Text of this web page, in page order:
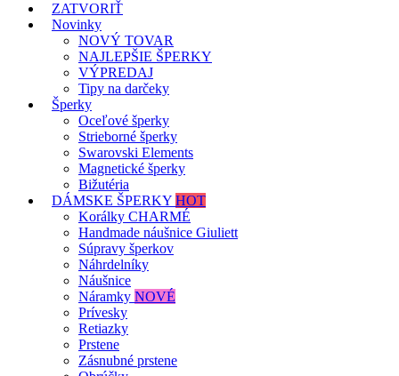
ZATVORIŤ
Novinky
NOVÝ TOVAR
NAJLEPŠIE ŠPERKY
VÝPREDAJ
Tipy na darčeky
Šperky
Oceľové šperky
Strieborné šperky
Swarovski Elements
Magnetické šperky
Bižutéria
DÁMSKE ŠPERKY HOT
Korálky CHARMÉ
Handmade náušnice Giuliett
Súpravy šperkov
Náhrdelníky
Náušnice
Náramky NOVÉ
Prívesky
Retiazky
Prstene
Zásnubné prstene